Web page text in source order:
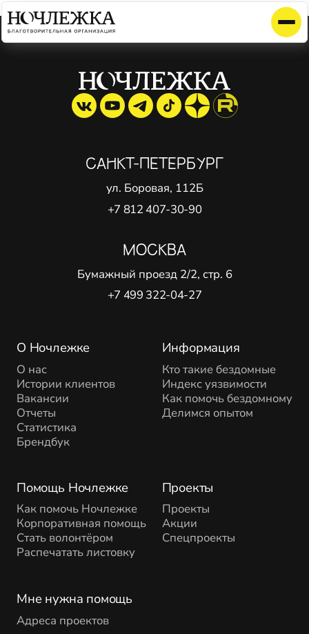
Элемент не найден!
О Ночлежке
О нас
Истории клиентов
Вакансии
Отчеты
Статистика
Брендбук
Помощь Ночлежке
Как помочь Ночлежке
Корпоративная помощь
Стать волонтёром
Распечатать листовку
Проекты
Проекты
Акции
Спецпроекты
Информация
Кто такие бездомные
Индекс уязвимости
Как помочь бездомному
Делимся опытом
Мне нужна помощь
Адреса проектов
САНКТ-ПЕТЕРБУРГ
ул. Боровая, 112Б
+7 812 407-30-90
МОСКВА
Бумажный проезд 2/2, стр. 6
+7 499 322-04-27